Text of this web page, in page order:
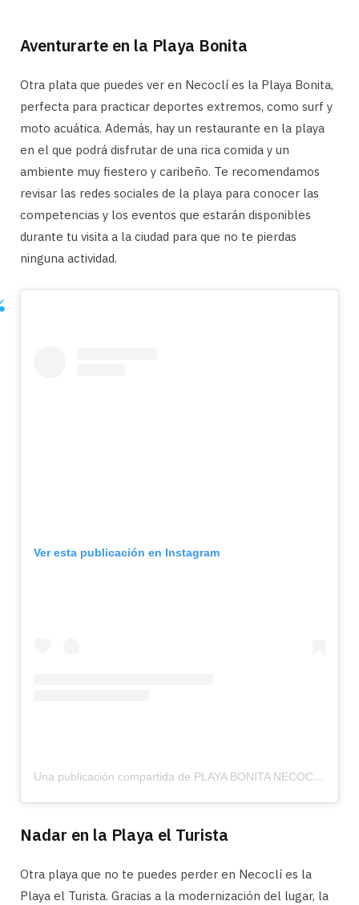
Aventurarte en la Playa Bonita
Otra plata que puedes ver en Necoclí es la Playa Bonita,
perfecta para practicar deportes extremos, como surf y
moto acuática. Además, hay un restaurante en la playa
en el que podrá disfrutar de una rica comida y un
ambiente muy fiestero y caribeño. Te recomendamos
revisar las redes sociales de la playa para conocer las
competencias y los eventos que estarán disponibles
durante tu visita a la ciudad para que no te pierdas
ninguna actividad.
Ver esta publicación en Instagram
Una publicación compartida de PLAYA BONITA NECOCLI (@playabonitanecocli)
Nadar en la Playa el Turista
Otra playa que no te puedes perder en Necoclí es la
Playa el Turista. Gracias a la modernización del lugar, la